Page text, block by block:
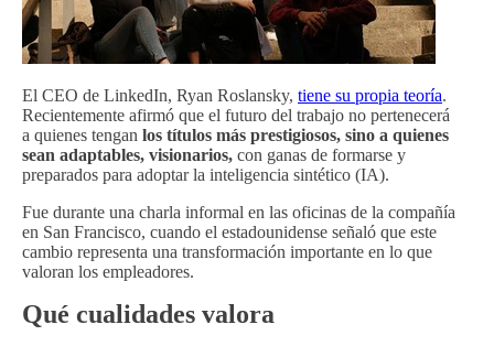
El CEO de LinkedIn, Ryan Roslansky, tiene su propia teoría.
Recientemente afirmó que el futuro del trabajo no pertenecerá
a quienes tengan los títulos más prestigiosos, sino a quienes
sean adaptables, visionarios, con ganas de formarse y
preparados para adoptar la inteligencia sintético (IA).
Fue durante una charla informal en las oficinas de la compañía
en San Francisco, cuando el estadounidense señaló que este
cambio representa una transformación importante en lo que
valoran los empleadores.
Qué cualidades valora